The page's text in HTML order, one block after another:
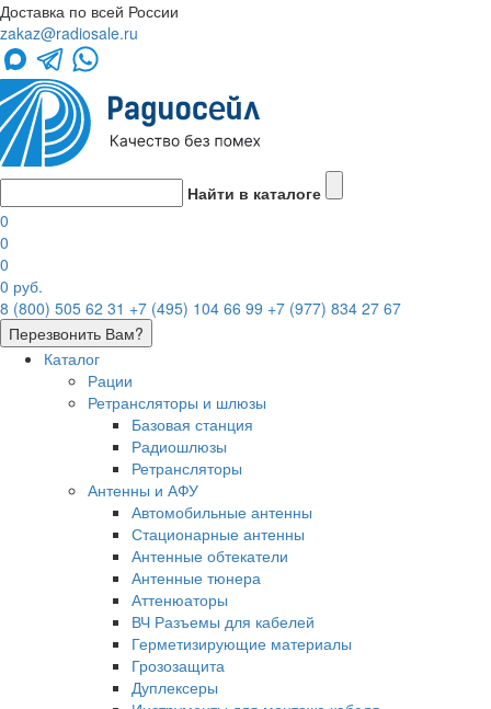
Доставка по всей России
zakaz@radiosale.ru
Найти в каталоге
0
0
0
0 руб.
8 (800) 505 62 31 +7 (495) 104 66 99 +7 (977) 834 27 67
Перезвонить Вам?
Каталог
Рации
Ретрансляторы и шлюзы
Базовая станция
Радиошлюзы
Ретрансляторы
Антенны и АФУ
Автомобильные антенны
Стационарные антенны
Антенные обтекатели
Антенные тюнера
Аттенюаторы
ВЧ Разъемы для кабелей
Герметизирующие материалы
Грозозащита
Дуплексеры